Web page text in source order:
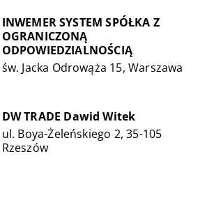
INWEMER SYSTEM SPÓŁKA Z
OGRANICZONĄ
ODPOWIEDZIALNOŚCIĄ
św. Jacka Odrowąża 15, Warszawa
DW TRADE Dawid Witek
ul. Boya-Żeleńskiego 2, 35-105
Rzeszów